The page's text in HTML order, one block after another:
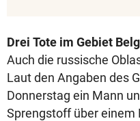
Drei Tote im Gebiet
Auch die russische
Laut den Angaben des
Donnerstag ein Mann
Sprengstoff über einem